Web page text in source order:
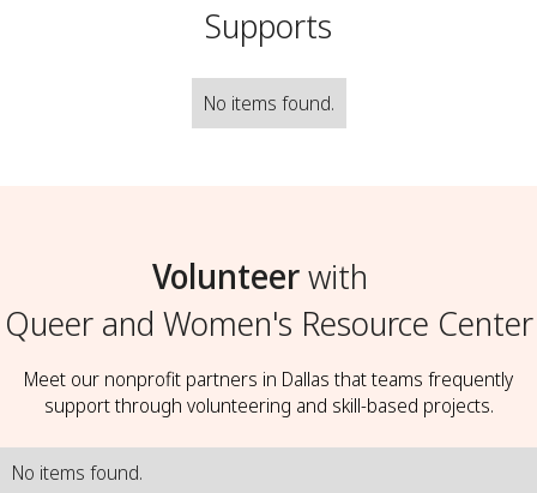
Supports
No items found.
Volunteerwith
Queer and Women's Resource Center
Meet our nonprofit partners in Dallas that teams frequently
support through volunteering and skill-based projects.
No items found.